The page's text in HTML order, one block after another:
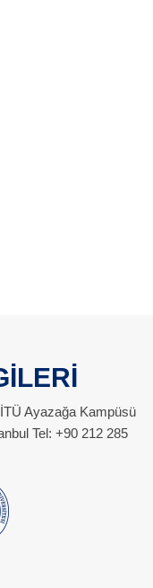
Ayazağa Kampüsü
Tel: +90 212 285